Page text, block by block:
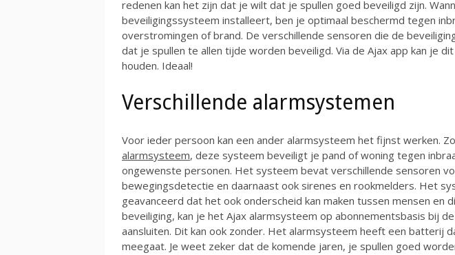
redenen kan het zijn dat je wilt dat je spullen goed beveiligd zijn.
beveiligingssysteem installeert, ben je optimaal beschermd tegen
overstromingen of brand. De verschillende sensoren die de
dat je spullen te allen tijde worden beveiligd. Via de Ajax app kan je
houden. Ideaal!
Verschillende alarmsystemen
Voor ieder persoon kan een ander alarmsysteem het fijnst werken.
alarmsysteem, deze systeem beveiligt je pand of woning tegen
ongewenste personen. Het systeem bevat verschillende sensoren
bewegingsdetectie en daarnaast ook sirenes en rookmelders. Het
geavanceerd dat het ook onderscheid kan maken tussen mensen en
beveiliging, kan je het Ajax alarmsysteem op abonnementsbasis bij
aansluiten. Dit kan ook zonder. Het alarmsysteem heeft een batterij
meegaat. Je weet zeker dat de komende jaren, je spullen goed